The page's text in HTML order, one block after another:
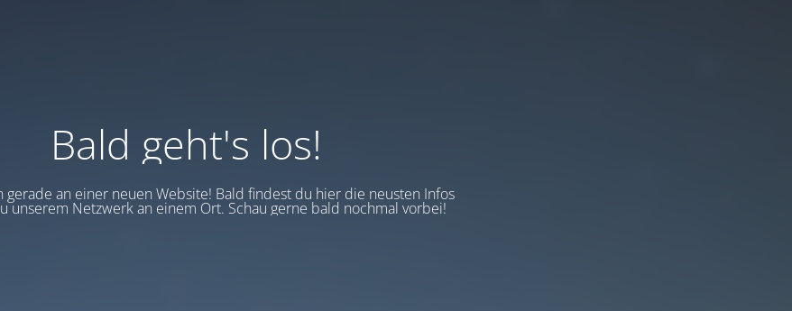
Bald geht's los!
gerade an einer neuen Website! Bald findest du hier die neusten Infos
unserem Netzwerk an einem Ort. Schau gerne bald nochmal vorbei!